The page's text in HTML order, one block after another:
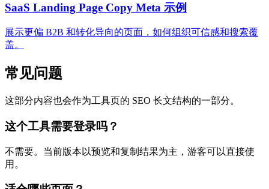
SaaS Landing Page Copy Meta 示例
展示更偏 B2B 和转化导向的页面，如何组织可信感和搜索覆
盖。
常见问题
这部分内容也会作为工具页的 SEO 长文结构的一部分。
这个工具需要登录吗？
不需要。当前版本以预览和复制结果为主，游客可以直接使
用。